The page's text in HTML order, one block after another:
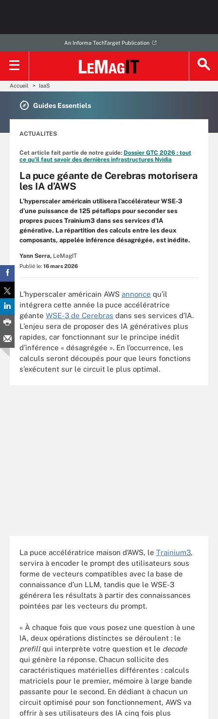
An Informa TechTarget Publication
Accueil IaaS
Guides Essentiels
ACTUALITES
Cet article fait partie de notre guide: Dossier GTC 2026 : tout
ce qu’il faut savoir des dernières infrastructures Nvidia
La puce géante de Cerebras motorisera
les IA d’AWS
L’hyperscaler américain utilisera l’accélérateur WSE-3
d’une puissance de 125 pétaflops pour seconder ses
propres puces Trainium3 dans ses services d’IA
générative. La répartition des calculs entre les deux
composants, appelée inférence désagrégée, est inédite.
Yann Serra, LeMagIT
Publié le: 16 mars 2026
L’hyperscaler américain AWS annonce qu’il
intégrera cette année la puce accélératrice
géante WSE-3 de Cerebras dans ses services d’IA.
L’enjeu sera de proposer des IA génératives plus
rapides, car fonctionnant sur le principe inédit
d’inférence « désagrégée ». En l’occurrence, les
calculs seront découpés pour que leurs fonctions
s’exécutent sur le circuit le plus optimal.
La puce accélératrice maison d’AWS, le Trainium3,
servira à encoder le prompt des utilisateurs sous
forme de vecteurs compatibles avec la base de
connaissance d’un LLM, tandis que le WSE-3
générera les résultats à partir des connaissances
pointées par les vecteurs du prompt.
« À chaque fois que vous posez une question à une
IA, deux opérations distinctes se déroulent : le
prefillqui interprète votre question et le decode
qui génère la réponse. Chacun sollicite des
caractéristiques matérielles différentes : calculs
matriciels pour le premier, mémoire à large bande
passante pour le second. En dédiant à chacun un
circuit optimisé pour son fonctionnement, AWS va
offrir à ses utilisateurs des IA cinq fois plus